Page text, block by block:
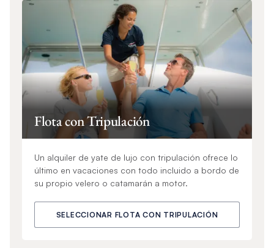
Flota con Tripulación
Un alquiler de yate de lujo con tripulación ofrece lo
último en vacaciones con todo incluido a bordo de
su propio velero o catamarán a motor.
SELECCIONAR FLOTA CON TRIPULACIÓN